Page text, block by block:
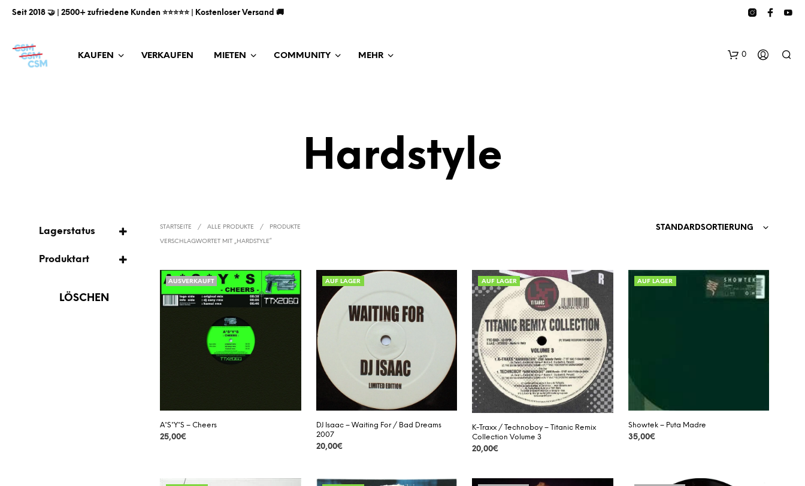
Seit 2018 🤝 | 2500+ zufriedene Kunden ⭐️⭐️⭐️⭐️⭐️ | Kostenloser Versand 🚚
KAUFEN VERKAUFEN MIETEN COMMUNITY MEHR 0
D
E
N
Hardstyle
Lagerstatus
Produktart
LÖSCHEN
STARTSEITE / ALLE PRODUKTE / PRODUKTE
VERSCHLAGWORTET MIT „HARDSTYLE“
STANDARDSORTIERUNG
AUSVERKAUFT
A*S*Y*S – Cheers
25,00€
AUF LAGER
DJ Isaac – Waiting For / Bad Dreams
2007
20,00€
AUF LAGER
K-Traxx / Technoboy – Titanic Remix
Collection Volume 3
20,00€
AUF LAGER
Showtek – Puta Madre
35,00€